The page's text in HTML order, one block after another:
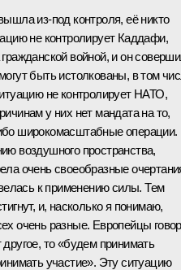
из‑под контроля, её никто
не контролирует Каддафи,
войной, и он
быть истолкованы, в том
не контролирует НАТО,
у них нет мандата на то,
широкомасштабные операции.
воздушного пространства,
очень своеобразные
к применению силы. Тем
и, насколько я понимаю,
очень разные. Европейцы
то «будем принимать
участие». Эту ситуацию